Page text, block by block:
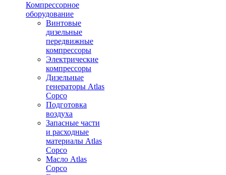
Компрессорное
оборудование
Винтовые
дизельные
передвижные
компрессоры
Электрические
компрессоры
Дизельные
генераторы Atlas
Copco
Подготовка
воздуха
Запасные части
и расходные
материалы Atlas
Copco
Масло Atlas
Copco